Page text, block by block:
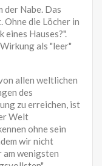
der Nabe. Das
Ohne die Löcher in
eines Hauses?".
als "leer"
allen weltlichen
des
zu erreichen, ist
Welt
ohne sein
wir nicht
am wenigsten